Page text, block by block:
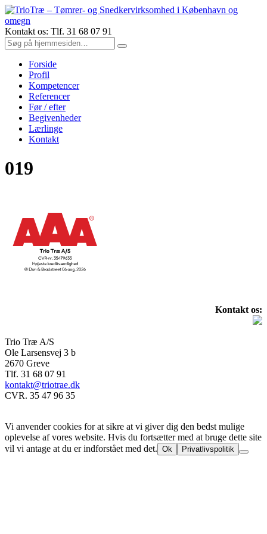
Kontakt os: Tlf. 31 68 07 91
Forside
Profil
Kompetencer
Referencer
Før / efter
Begivenheder
Lærlinge
Kontakt
019
Kontakt os:
Trio Træ A/S
Ole Larsensvej 3 b
2670 Greve
Tlf. 31 68 07 91
kontakt@triotrae.dk
CVR. 35 47 96 35
Vi anvender cookies for at sikre at vi giver dig den bedst mulige
oplevelse af vores website. Hvis du fortsætter med at bruge dette site
vil vi antage at du er indforstået med det. Ok Privatlivspolitik